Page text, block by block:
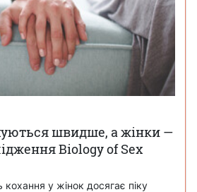
швидше, а жінки —
Biology of Sex
кохання у жінок досягає піку